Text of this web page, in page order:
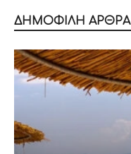
ΔΗΜΟΦΙΛΗ ΑΡΘΡΑ